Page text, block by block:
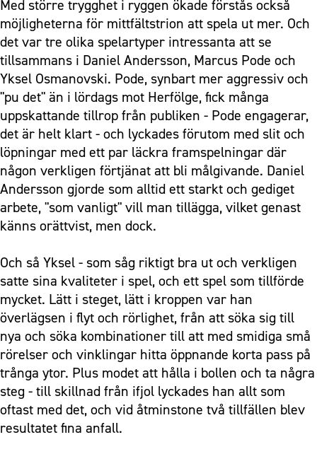
Med större trygghet i ryggen ökade förstås också
möjligheterna för mittfältstrion att spela ut mer. Och
det var tre olika spelartyper intressanta att se
tillsammans i Daniel Andersson, Marcus Pode och
Yksel Osmanovski. Pode, synbart mer aggressiv och
"pu det" än i lördags mot Herfölge, fick många
uppskattande tillrop från publiken - Pode engagerar,
det är helt klart - och lyckades förutom med slit och
löpningar med ett par läckra framspelningar där
någon verkligen förtjänat att bli målgivande. Daniel
Andersson gjorde som alltid ett starkt och gediget
arbete, "som vanligt" vill man tillägga, vilket genast
känns orättvist, men dock.
Och så Yksel - som såg riktigt bra ut och verkligen
satte sina kvaliteter i spel, och ett spel som tillförde
mycket. Lätt i steget, lätt i kroppen var han
överlägsen i flyt och rörlighet, från att söka sig till
nya och söka kombinationer till att med smidiga små
rörelser och vinklingar hitta öppnande korta pass på
trånga ytor. Plus modet att hålla i bollen och ta några
steg - till skillnad från ifjol lyckades han allt som
oftast med det, och vid åtminstone två tillfällen blev
resultatet fina anfall.